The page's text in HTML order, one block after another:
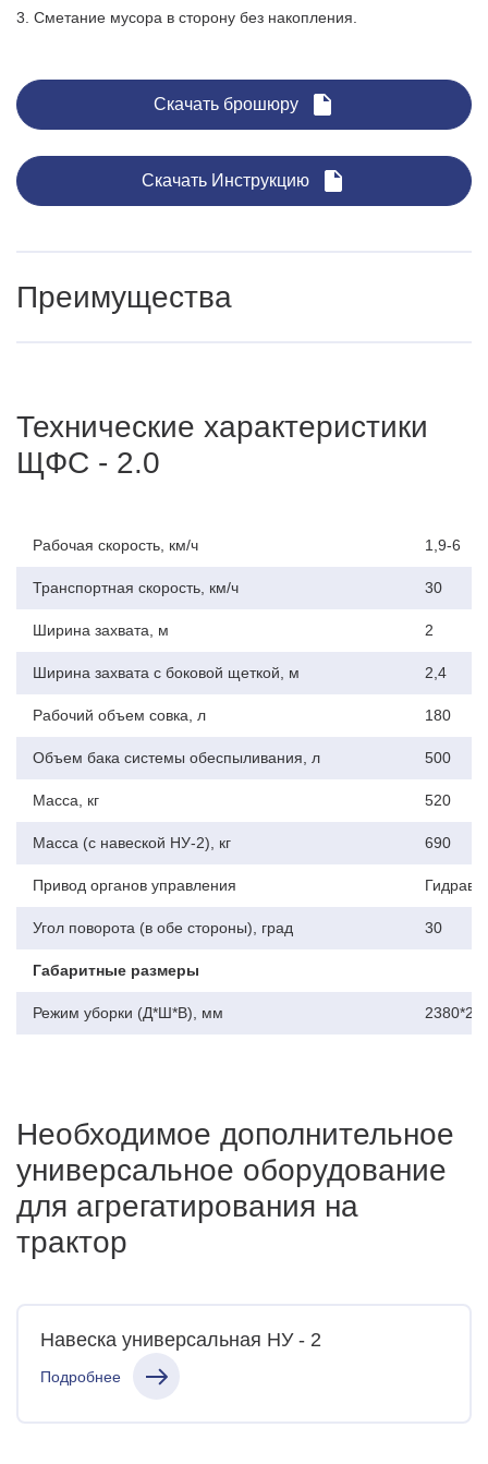
3. Сметание мусора в сторону без накопления.
Скачать брошюру
Скачать Инструкцию
Преимущества
Переднее колесо во фронтальной части совка копирует
дорожное полотно.
Гидросистема
Поднятие/опускание щетки, поворот корпуса щетки,
Для вращения ершей щетки установлены гидромоторы.
Адаптация к дорожному полотну
Возможна регулировка ершей по высоте, а также
Управление из кабины
Система обеспыливания “Роса”
Технические характеристики
ЩФС - 2.0
Рабочая скорость, км/ч 1,9-6
Транспортная скорость, км/ч 30
Ширина захвата, м 2
Ширина захвата с боковой щеткой, м 2,4
Рабочий объем совка, л 180
Объем бака системы обеспыливания, л 500
Масса, кг 520
Масса (с навеской НУ-2), кг 690
Привод органов управления
Угол поворота (в обе стороны), град 30
Габаритные размеры
Режим уборки (Д*Ш*В), мм
Необходимое дополнительное
универсальное оборудование
для агрегатирования на
трактор
Навеска универсальная НУ - 2
Подробнее